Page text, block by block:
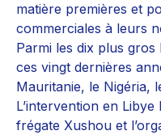
matière premières et
commerciales à leurs
Parmi les dix plus gros
ces vingt dernières
Mauritanie, le Nigéria,
L’intervention en
frégate Xushou et